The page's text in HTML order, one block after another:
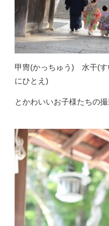
甲冑(かっちゅう) 水干(
にひとえ)
とかわいいお子様たちの